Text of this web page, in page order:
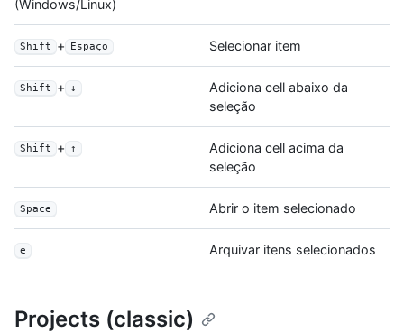
(Windows/Linux)
Shift + Espaço Selecionar item
Shift + ↓
Adiciona cell abaixo da
seleção
Shift + ↑
Adiciona cell acima da
seleção
Space Abrir o item selecionado
e Arquivar itens selecionados
Projects (classic)